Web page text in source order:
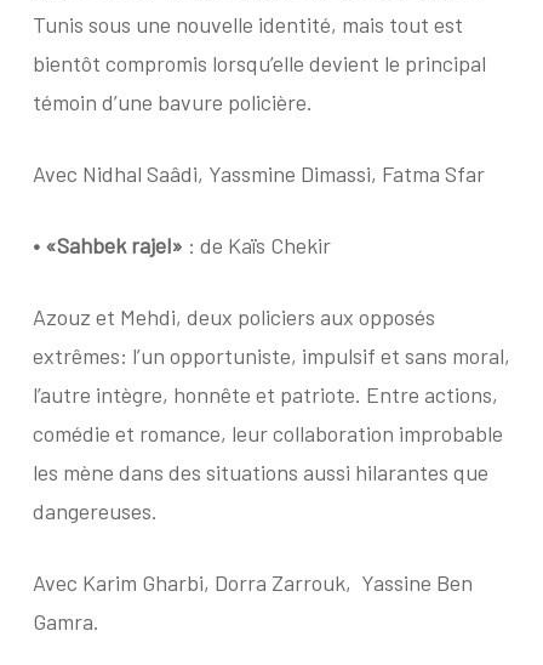
Tunis sous une nouvelle identité, mais tout est
bientôt compromis lorsqu’elle devient le principal
témoin d’une bavure policière.
Avec Nidhal Saâdi, Yassmine Dimassi, Fatma Sfar
• «Sahbek rajel» : de Kaïs Chekir
Azouz et Mehdi, deux policiers aux opposés
extrêmes: l’un opportuniste, impulsif et sans moral,
l’autre intègre, honnête et patriote. Entre actions,
comédie et romance, leur collaboration improbable
les mène dans des situations aussi hilarantes que
dangereuses.
Avec Karim Gharbi, Dorra Zarrouk, Yassine Ben
Gamra.